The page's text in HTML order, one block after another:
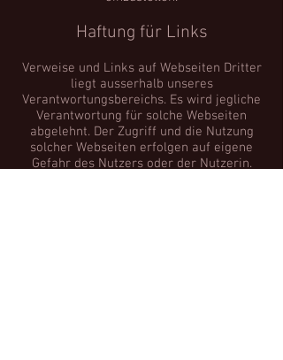
Haftung für Links
Verweise und Links auf Webseiten Dritter
liegt ausserhalb unseres
Verantwortungsbereichs. Es wird jegliche
Verantwortung für solche Webseiten
abgelehnt. Der Zugriff und die Nutzung
solcher Webseiten erfolgen auf eigene
Gefahr des Nutzers oder der Nutzerin.